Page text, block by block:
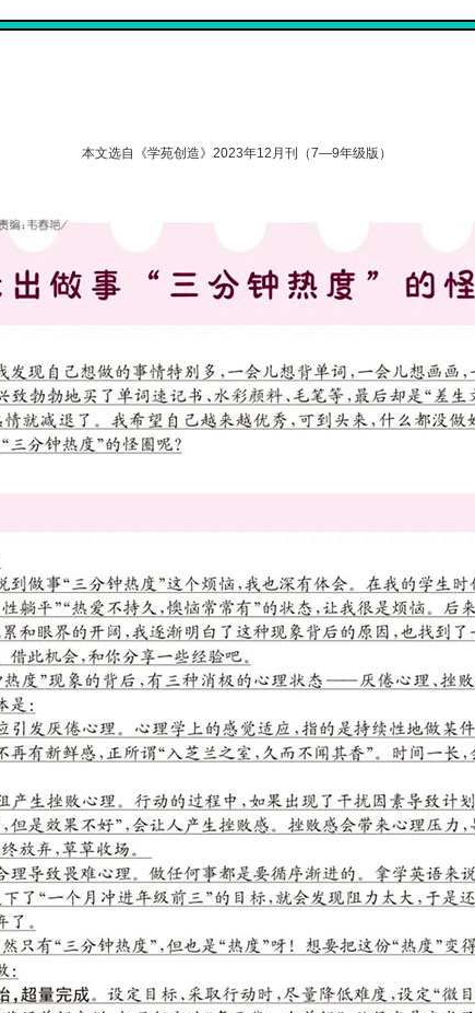
本文选自《学苑创造》2023年12月刊（7—9年级版）